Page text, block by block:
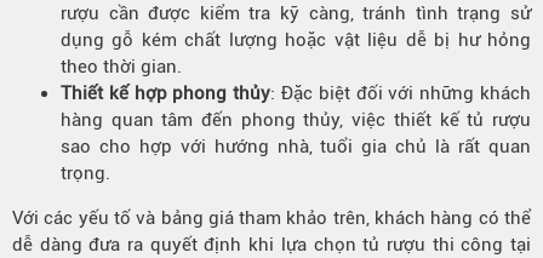
rượu cần được kiểm tra kỹ càng, tránh tình trạng sử
dụng gỗ kém chất lượng hoặc vật liệu dễ bị hư hỏng
theo thời gian.
Thiết kế hợp phong thủy: Đặc biệt đối với những khách
hàng quan tâm đến phong thủy, việc thiết kế tủ rượu
sao cho hợp với hướng nhà, tuổi gia chủ là rất quan
trọng.
Với các yếu tố và bảng giá tham khảo trên, khách hàng có thể
dễ dàng đưa ra quyết định khi lựa chọn tủ rượu thi công tại